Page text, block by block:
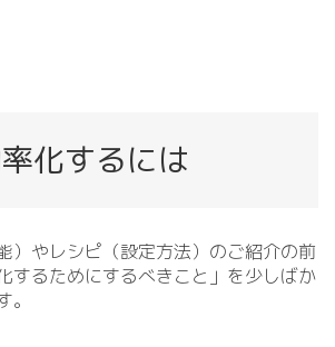
化するには
）やレシピ（設定方法）のご紹介の前
するためにするべきこと」を少しばか